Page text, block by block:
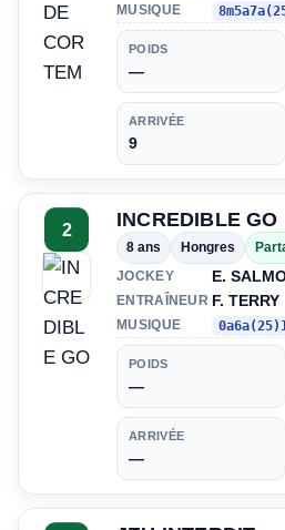
MUSIQUE
POIDS
—
ARRIVÉE
9
2 INCREDIBLE GO
8 ans Hongres
JOCKEY
E.
ENTRAÎNEUR F. TERRY
MUSIQUE
POIDS
—
ARRIVÉE
—